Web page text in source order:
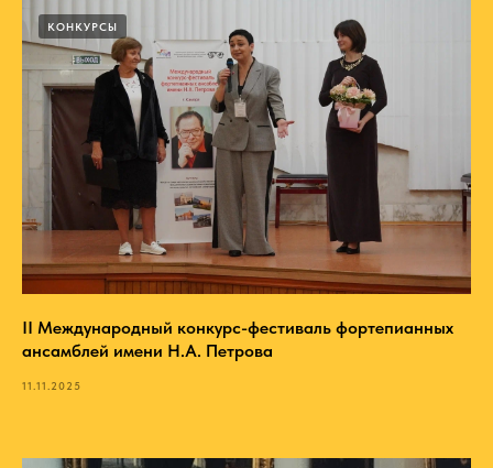
КОНКУРСЫ
II Международный конкурс-фестиваль фортепианных
ансамблей имени Н.А. Петрова
11.11.2025